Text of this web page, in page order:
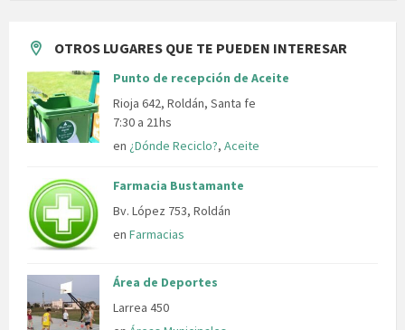
OTROS LUGARES QUE TE PUEDEN INTERESAR
Punto de recepción de Aceite
Rioja 642, Roldán, Santa fe
7:30 a 21hs
en ¿Dónde Reciclo?, Aceite
Farmacia Bustamante
Bv. López 753, Roldán
en Farmacias
Área de Deportes
Larrea 450